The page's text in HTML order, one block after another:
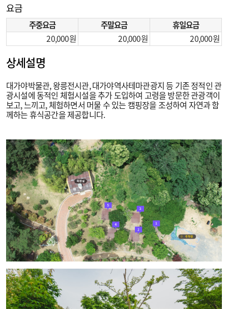
요금
주중요금 주말요금
휴일요금
20,000
20,000 20,000
상세설명
대가야박물관, 왕릉전시관, 대가야역사테마관광지 등 기존 정적인 관
광시설에 동적인 체험시설을 추가 도입하여 고령을 방문한 관광객이
보고, 느끼고, 체험하면서 머물 수 있는 캠핑장을 조성하여 자연과 함
께하는 휴식공간을 제공합니다.